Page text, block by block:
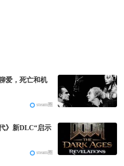
爱，死亡和机
steam圈
》新DLC“启示
steam圈